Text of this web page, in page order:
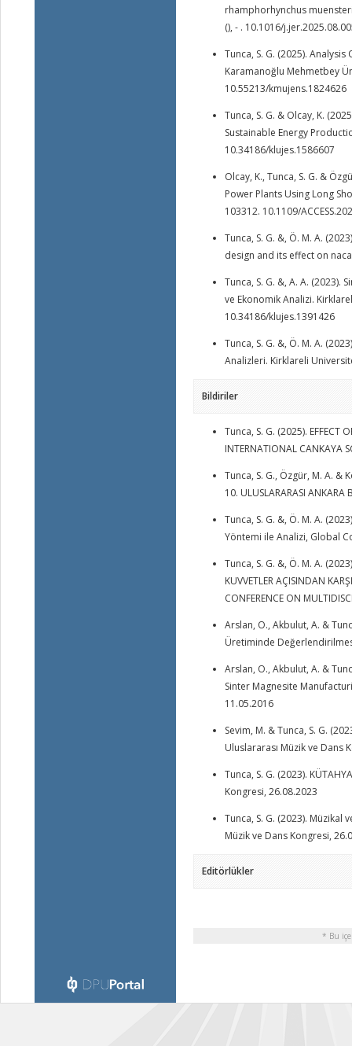
rhamphorhynchus
(), - . 10.1016/
Tunca, S. G. (2025).
Karamanoğlu Mehmetbey
10.55213/kmujens.1824626
Tunca, S. G. & Olcay, K.
Sustainable Energy
10.34186/klujes.1586607
Olcay, K., Tunca, S. G. &
Power Plants Using Long
103312. 10.1109/
Tunca, S. G. &, Ö. M. A.
design and its effect on
Tunca, S. G. &, A. A.
ve Ekonomik Analizi.
10.34186/klujes.1391426
Tunca, S. G. &, Ö. M. A.
Analizleri. Kirklareli
Bildiriler
Tunca, S. G. (2025). EFFECT
INTERNATIONAL CANKAYA
Tunca, S. G., Özgür, M. A. &
10. ULUSLARARASI ANKARA
Tunca, S. G. &, Ö. M. A.
Yöntemi ile Analizi, Global
Tunca, S. G. &, Ö. M. A.
KUVVETLER AÇISINDAN
CONFERENCE ON
Arslan, O., Akbulut, A. &
Üretiminde
Arslan, O., Akbulut, A. &
Sinter Magnesite
11.05.2016
Sevim, M. & Tunca, S. G.
Uluslararası Müzik ve Dans
Tunca, S. G. (2023).
Kongresi, 26.08.2023
Tunca, S. G. (2023). Müzikal
Müzik ve Dans Kongresi,
Editörlükler
* Bu